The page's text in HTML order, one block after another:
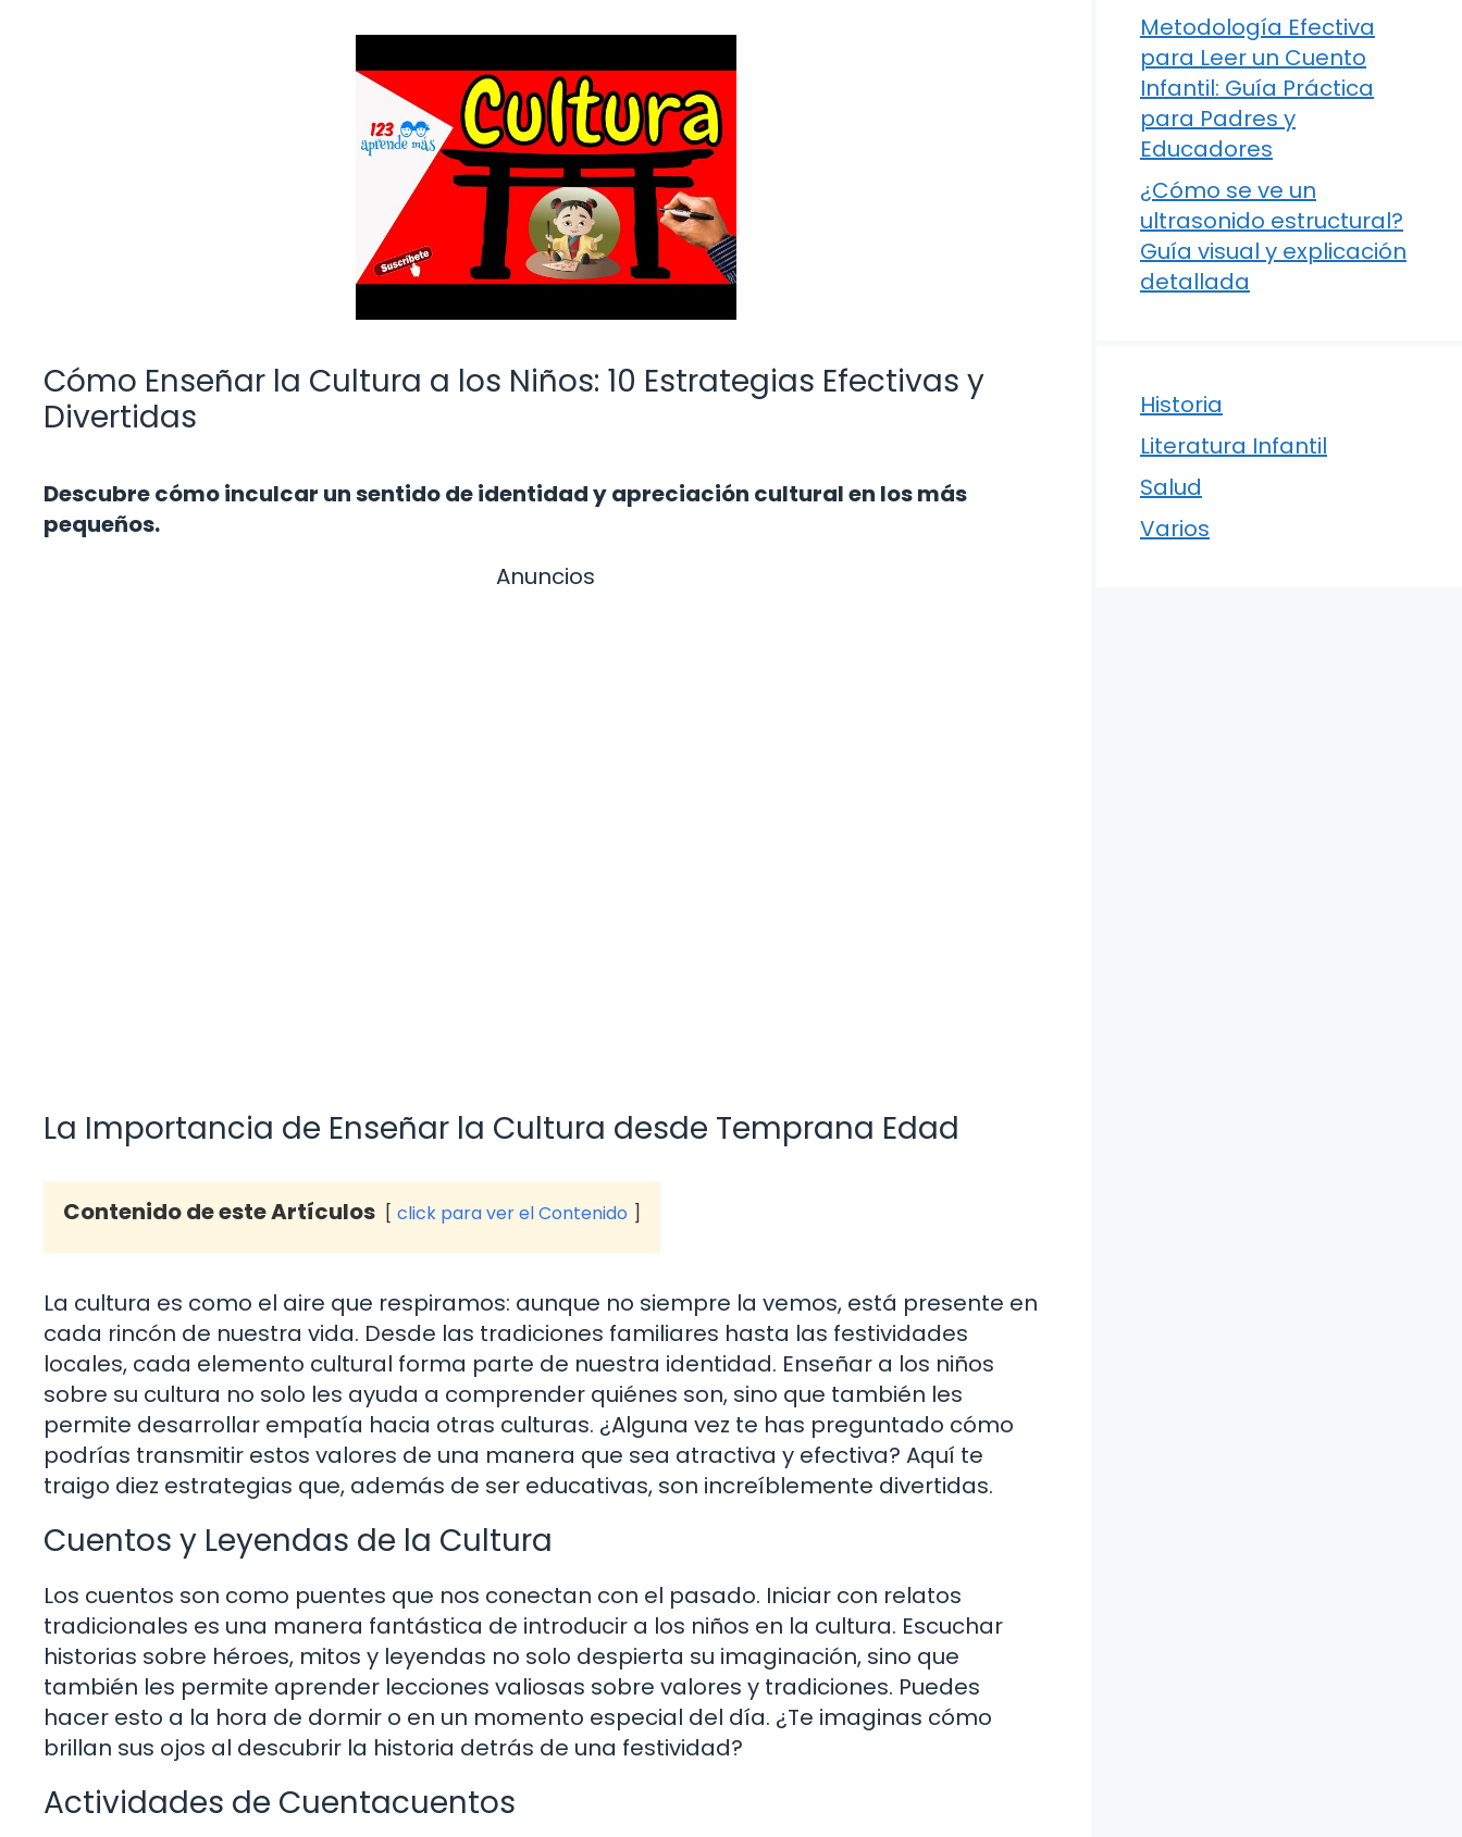
Cómo Enseñar la Cultura a los Niños: 10 Estrategias Efectivas y
Divertidas
Descubre cómo inculcar un sentido de identidad y apreciación cultural en los más
pequeños.
Anuncios
La Importancia de Enseñar la Cultura desde Temprana Edad
Contenido de este Artículos click para ver el Contenido
La cultura es como el aire que respiramos: aunque no siempre la vemos, está presente en
cada rincón de nuestra vida. Desde las tradiciones familiares hasta las festividades
locales, cada elemento cultural forma parte de nuestra identidad. Enseñar a los niños
sobre su cultura no solo les ayuda a comprender quiénes son, sino que también les
permite desarrollar empatía hacia otras culturas. ¿Alguna vez te has preguntado cómo
podrías transmitir estos valores de una manera que sea atractiva y efectiva? Aquí te
traigo diez estrategias que, además de ser educativas, son increíblemente divertidas.
Cuentos y Leyendas de la Cultura
Los cuentos son como puentes que nos conectan con el pasado. Iniciar con relatos
tradicionales es una manera fantástica de introducir a los niños en la cultura. Escuchar
historias sobre héroes, mitos y leyendas no solo despierta su imaginación, sino que
también les permite aprender lecciones valiosas sobre valores y tradiciones. Puedes
hacer esto a la hora de dormir o en un momento especial del día. ¿Te imaginas cómo
brillan sus ojos al descubrir la historia detrás de una festividad?
Actividades de Cuentacuentos
Metodología Efectiva
para Leer un Cuento
Infantil: Guía Práctica
para Padres y
Educadores
¿Cómo se ve un
ultrasonido estructural?
Guía visual y explicación
detallada
Historia
Literatura Infantil
Salud
Varios